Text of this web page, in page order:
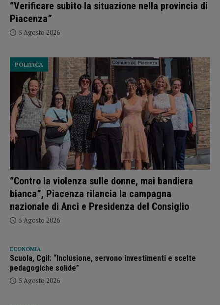
“Verificare subito la situazione nella provincia di
Piacenza”
5 Agosto 2026
“Contro la violenza sulle donne, mai bandiera
bianca”, Piacenza rilancia la campagna
nazionale di Anci e Presidenza del Consiglio
POLITICA
5 Agosto 2026
ECONOMIA
Scuola, Cgil: “Inclusione, servono investimenti e scelte
pedagogiche solide”
5 Agosto 2026